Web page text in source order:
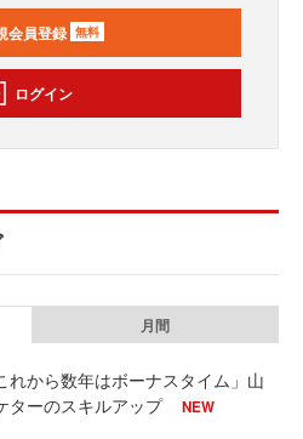
会員登録 無料
ログイン
月間
れから数年はボーナスタイム」山
ターのスキルアップ
NEW